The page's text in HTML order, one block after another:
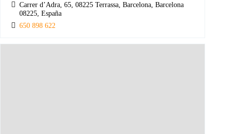
Carrer d’Adra, 65, 08225 Terrassa, Barcelona, Barcelona
08225, España
650 898 622